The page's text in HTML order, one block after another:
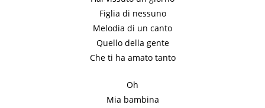
Figlia di nessuno
Melodia di un canto
Quello della gente
Che ti ha amato tanto
Oh
Mia bambina